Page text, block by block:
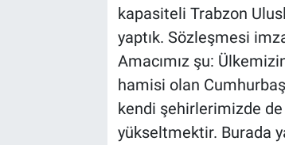
kapasiteli Trabzon
yaptık. Sözleşmesi
Amacımız şu:
hamisi olan
kendi şehirlerimizde de
yükseltmektir. Burada